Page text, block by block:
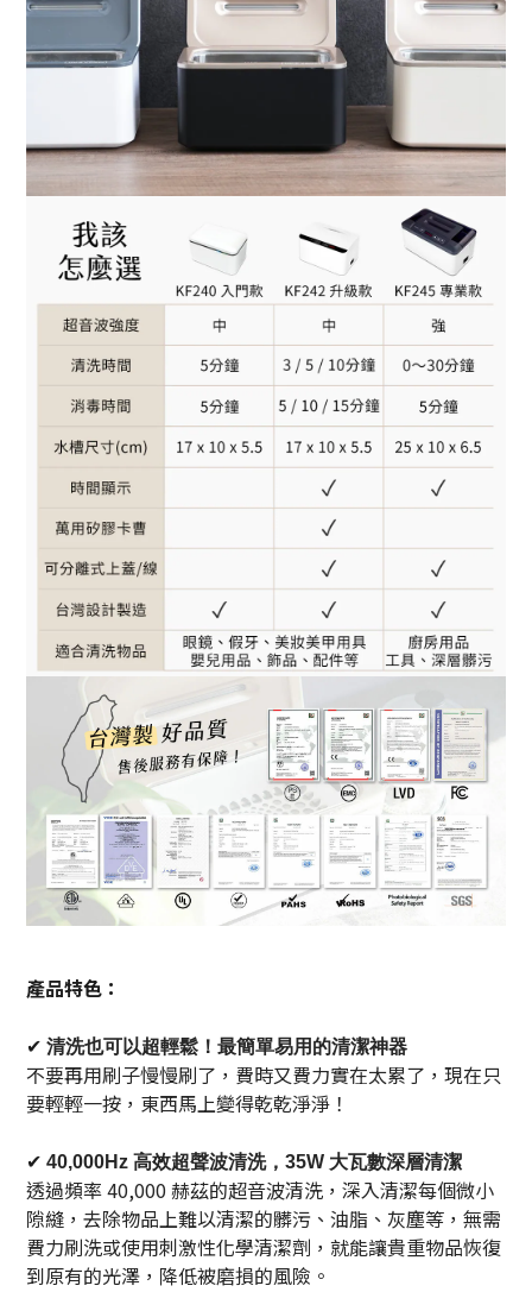
產品特色：
✔ 清洗也可以超輕鬆！最簡單易用的清潔神器
不要再用刷子慢慢刷了，費時又費力實在太累了，現在只
要輕輕一按，東西馬上變得乾乾淨淨！
✔ 40,000Hz 高效超聲波清洗， 35W 大瓦數深層清潔
透過頻率 40,000 赫茲的超音波清洗，深入清潔每個微小
隙縫，去除物品上難以清潔的髒污、油脂、灰塵等，無需
費力刷洗或使用刺激性化學清潔劑，就能讓貴重物品恢復
到原有的光澤，降低被磨損的風險。